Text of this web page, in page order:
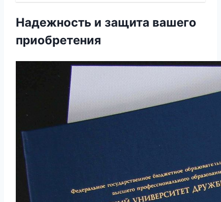
Надежность и защита вашего
приобретения